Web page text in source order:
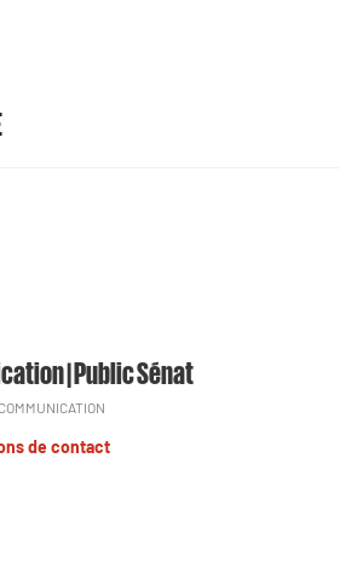
| Public Sénat
de contact